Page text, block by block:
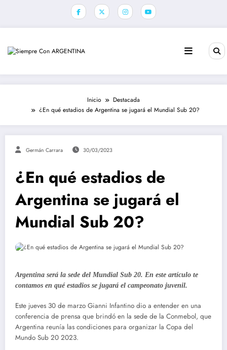
Inicio
Destacada
¿En qué estadios de Argentina se jugará el Mundial Sub 20?
Germán Carrara 30/03/2023
¿En qué estadios de
Argentina se jugará el
Mundial Sub 20?
Argentina será la sede del Mundial Sub 20. En este artículo te
contamos en qué estadios se jugará el campeonato juvenil.
Este jueves 30 de marzo Gianni Infantino dio a entender en una
conferencia de prensa que brindó en la sede de la Conmebol, que
Argentina reunía las condiciones para organizar la Copa del
Mundo Sub 20 2023.